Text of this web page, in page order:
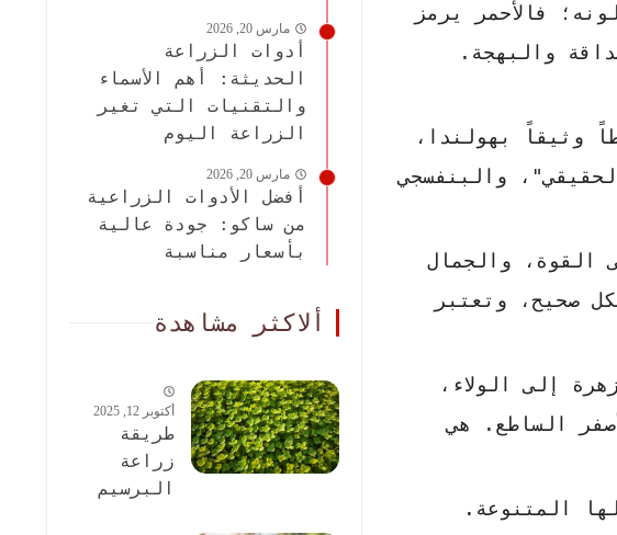
فالأحمر يرمز
والبهجة.
وثيقاً بهولندا،
والبنفسجي
القوة، والجمال
صحيح، وتعتبر
إلى الولاء،
الساطع. هي
المتنوعة.
مارس 20, 2026
أدوات الزراعة
الحديثة: أهم الأسماء
والتقنيات التي تغير
الزراعة اليوم
مارس 20, 2026
أفضل الأدوات الزراعية
من ساكو: جودة عالية
بأسعار مناسبة
ألاكثر مشاهدة
أكتوبر 12, 2025
طريقة
زراعة
البرسيم